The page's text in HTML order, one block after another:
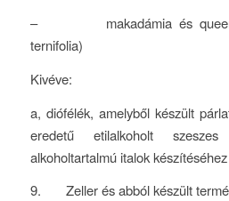
– makadámia és
ternifolia)
Kivéve:
a, diófélék, amelyből készült
eredetű etilalkoholt
alkoholtartalmú italok
9. Zeller és abból készült